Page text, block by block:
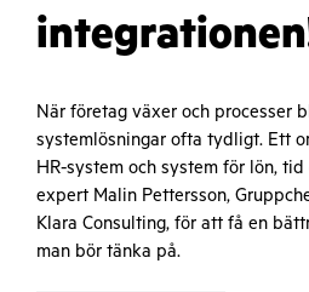
När företag växer och processer
systemlösningar ofta tydligt. Ett
HR-system och system för lön,
expert Malin Pettersson,
Klara Consulting, för att få en
man bör tänka på.